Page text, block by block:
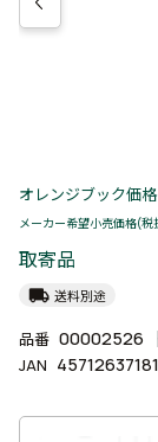
オレンジブック価格
メーカー希望小売価格(税
取寄品
local_shipping 送料別途
品番 00002526
JAN